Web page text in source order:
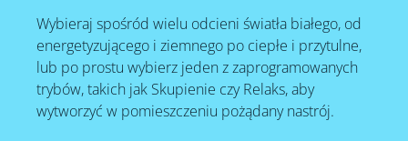
Wybieraj spośród wielu odcieni światła białego, od
energetyzującego i ziemnego po ciepłe i przytulne,
lub po prostu wybierz jeden z zaprogramowanych
trybów, takich jak Skupienie czy Relaks, aby
wytworzyć w pomieszczeniu pożądany nastrój.